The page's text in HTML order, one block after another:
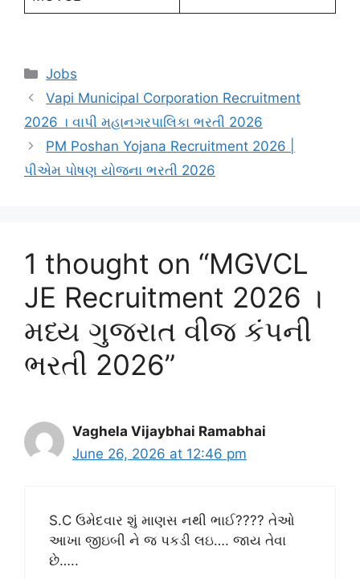
Categories
Jobs
Vapi Municipal Corporation Recruitment
2026 । વાપી મહાનગરપાલિકા ભરતી 2026
PM Poshan Yojana Recruitment 2026 |
પીએમ પોષણ યોજના ભરતી 2026
1 thought on “MGVCL
JE Recruitment 2026 ।
મધ્ય ગુજરાત વીજ કંપની
ભરતી 2026”
Vaghela Vijaybhai Ramabhai
June 26, 2026 at 12:46 pm
S.C ઉમેદવાર શું માણસ નથી ભાઈ???? તેઓ
આખા જીઇબી ને જ પકડી લઇ…. જાય તેવા
છે…..